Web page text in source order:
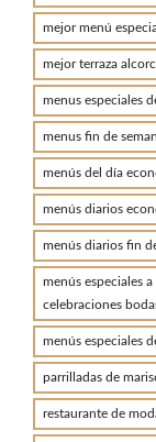
mejor menú
mejor terraza
menus especiales
menus fin de
menús del día
menús diarios
menús diarios fin
menús especiales
celebraciones
menús especiales
parrilladas de
restaurante de